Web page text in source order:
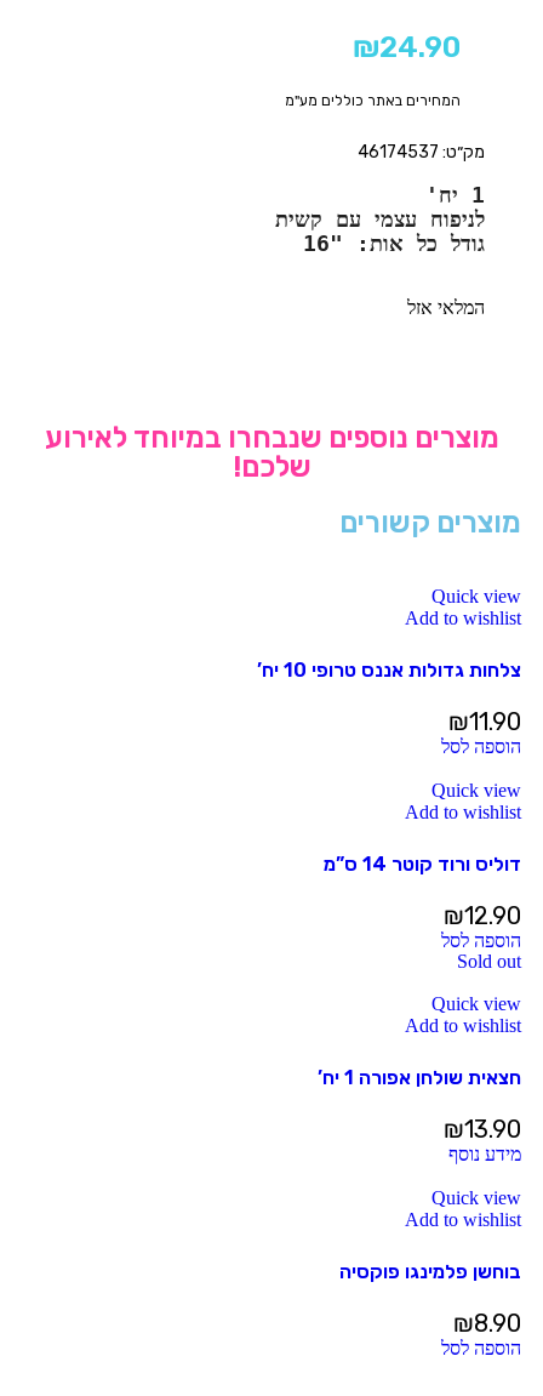
₪24.90
המחירים באתר כוללים מע"מ
מק״ט: 46174537
1 יח'
לניפוח עצמי עם קשית
גודל כל אות: "16
המלאי אזל
מוצרים נוספים שנבחרו במיוחד לאירוע
שלכם!
מוצרים קשורים
Quick view
Add to wishlist
צלחות גדולות אננס טרופי 10 יח’
₪11.90
הוספה לסל
Quick view
Add to wishlist
דוליס ורוד קוטר 14 ס”מ
₪12.90
הוספה לסל
Sold out
Quick view
Add to wishlist
חצאית שולחן אפורה 1 יח’
₪13.90
מידע נוסף
Quick view
Add to wishlist
בוחשן פלמינגו פוקסיה
₪8.90
הוספה לסל